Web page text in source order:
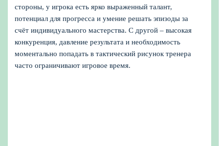
стороны, у игрока есть ярко выраженный талант,
потенциал для прогресса и умение решать эпизоды за
счёт индивидуального мастерства. С другой – высокая
конкуренция, давление результата и необходимость
моментально попадать в тактический рисунок тренера
часто ограничивают игровое время.